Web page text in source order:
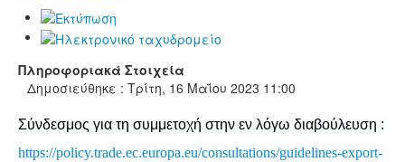
Πληροφοριακά Στοιχεία
Δημοσιεύθηκε : Τρίτη, 16 Μαΐου 2023 11:00
Σύνδεσμος για τη συμμετοχή στην εν λόγω διαβούλευση :
https://policy.trade.ec.europa.eu/consultations/guidelines-export-